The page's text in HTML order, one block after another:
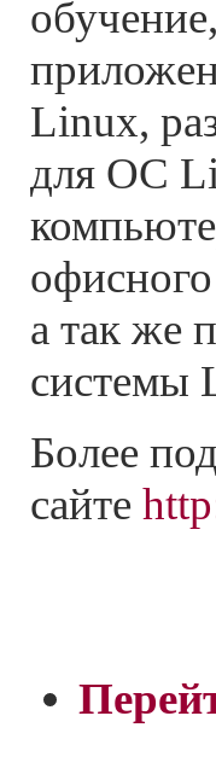
Linux,
для ОС
а так же
системы
Более
сайте